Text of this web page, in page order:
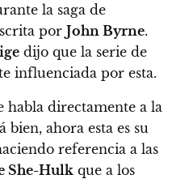
la saga de
por John Byrne.
dijo que la serie de
influenciada por esta.
habla directamente a la
bien, ahora esta es su
referencia a las
She-Hulk que a los